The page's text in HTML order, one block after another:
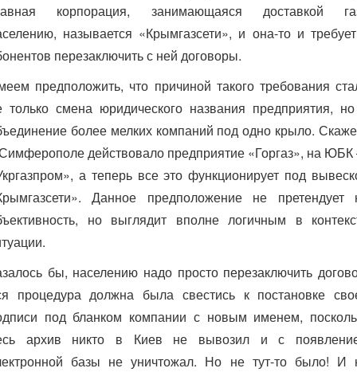
корпорация, занимающаяся доставкой
называется «Крымгазсети», и она-то и
перезаключить с ней договоры.
предположить, что причиной такого требования
только смена юридического названия предприятия,
более мелких компаний под одно крыло.
действовало предприятие «Горгаз», на
а теперь все это функционирует под
Данное предположение не претендует
но выглядит вполне логичным в
бы, населению надо просто перезаключить
процедура должна была свестись к постановке
под бланком компании с новым именем,
архив никто в Киев не вывозил и с
базы не уничтожал. Но не тут-то было! И